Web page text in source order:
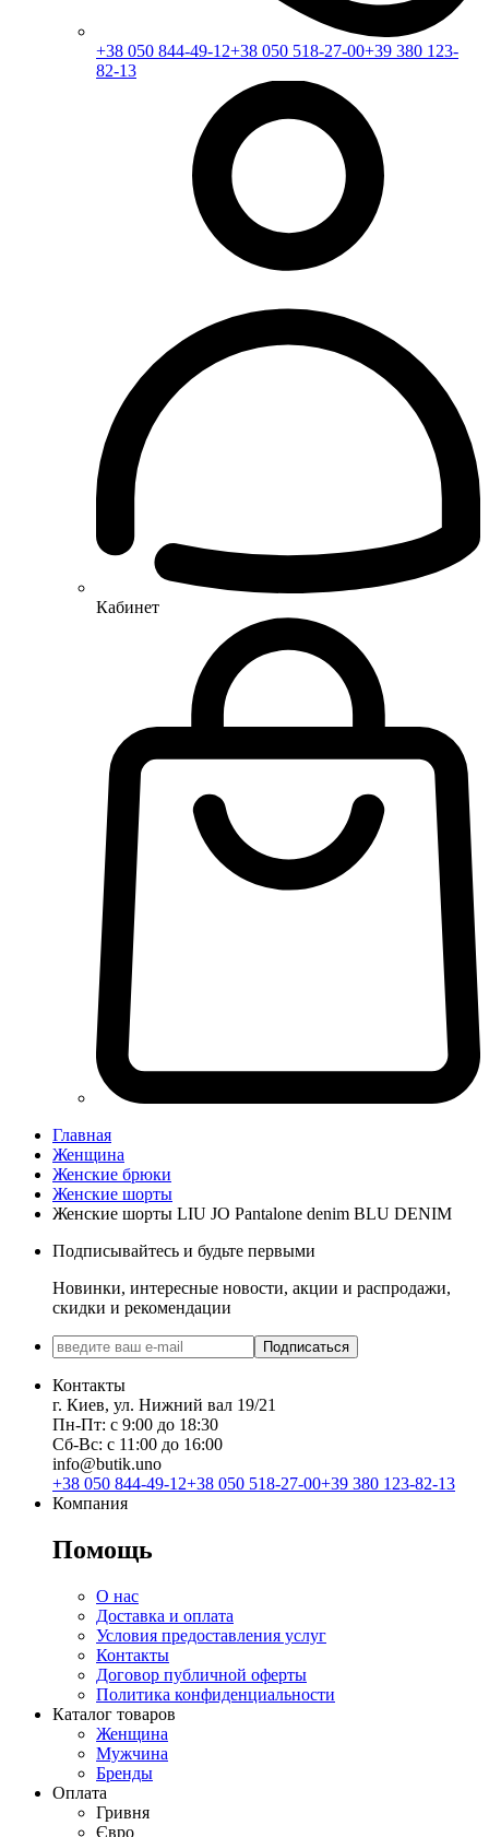
+38 050 844-49-12+38 050 518-27-00+39 380 123-
82-13
Кабинет
Главная
Женщина
Женские брюки
Женские шорты
Женские шорты LIU JO Pantalone denim BLU DENIM
Подписывайтесь и будьте первыми
Новинки, интересные новости, акции и распродажи,
скидки и рекомендации
Подписаться
Контакты
г. Киев, ул. Нижний вал 19/21
Пн-Пт: с 9:00 до 18:30
Сб-Вс: с 11:00 до 16:00
info@butik.uno
+38 050 844-49-12+38 050 518-27-00+39 380 123-82-13
Компания
Помощь
О нас
Доставка и оплата
Условия предоставления услуг
Контакты
Договор публичной оферты
Политика конфиденциальности
Каталог товаров
Женщина
Мужчина
Бренды
Оплата
Гривня
Євро